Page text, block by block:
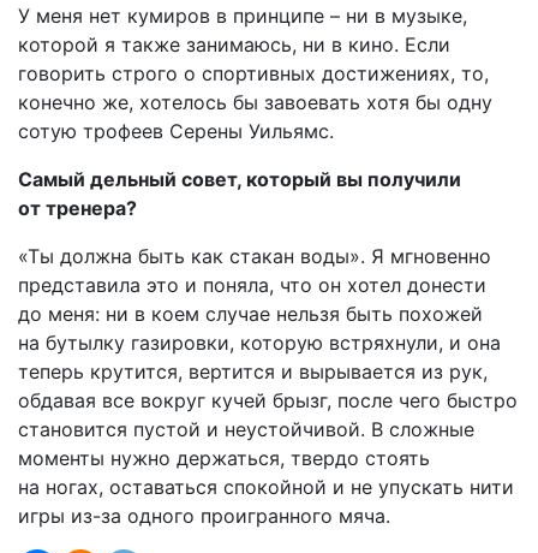
У меня нет кумиров в принципе – ни в музыке,
которой я также занимаюсь, ни в кино. Если
говорить строго о спортивных достижениях, то,
конечно же, хотелось бы завоевать хотя бы одну
сотую трофеев Серены Уильямс.
Самый дельный совет, который вы получили
от тренера?
«Ты должна быть как стакан воды». Я мгновенно
представила это и поняла, что он хотел донести
до меня: ни в коем случае нельзя быть похожей
на бутылку газировки, которую встряхнули, и она
теперь крутится, вертится и вырывается из рук,
обдавая все вокруг кучей брызг, после чего быстро
становится пустой и неустойчивой. В сложные
моменты нужно держаться, твердо стоять
на ногах, оставаться спокойной и не упускать нити
игры из-за одного проигранного мяча.